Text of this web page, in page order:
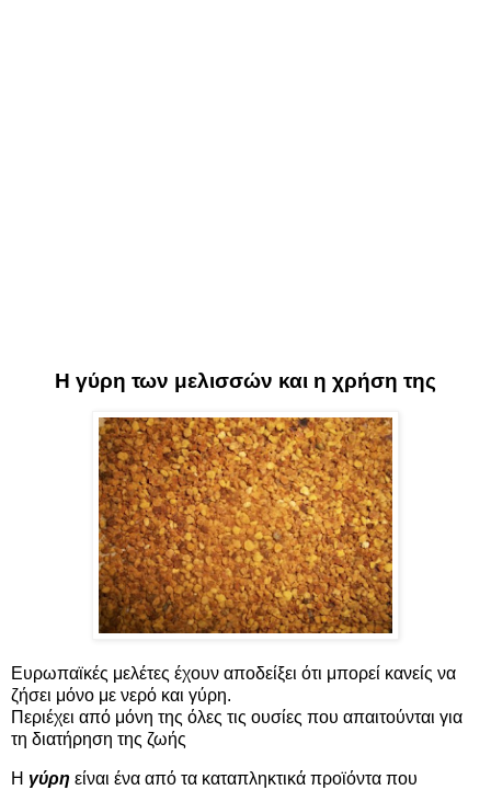
Η γύρη των μελισσών και η χρήση της
Ευρωπαϊκές μελέτες έχουν αποδείξει ότι μπορεί κανείς να
ζήσει μόνο με νερό και γύρη.
Περιέχει από μόνη της όλες τις ουσίες που απαιτούνται για
τη διατήρηση της ζωής
Η γύρη είναι ένα από τα καταπληκτικά προϊόντα που